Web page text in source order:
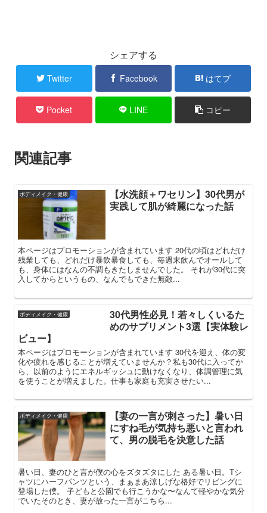
シェアする
Twitter Facebook はてブ
Pocket LINE コピー
関連記事
ボディメイク・健康
【水洗顔＋ワセリン】30代男が
実践して肌が綺麗になった話
本ページはプロモーションが含まれています 20代の頃はどれだけ
残業しても、どれだけ暴飲暴食しても、毎週末飲んでオールして
も、身体にはなんの不調もきたしませんでした。 それが30代に突
入してからというもの、なんでもできた無敵...
ボディメイク・健康
30代男性必見！若々しくいるた
めのサプリメント3選【実体験レ
ビュー】
本ページはプロモーションが含まれています 30代を迎え、体の変
化や疲れを感じることが増えていませんか？私も30代に入ってか
ら、以前のようにエネルギッシュに動けなくなり、体調管理に気
を使うことが増えました。仕事も家庭も充実させたい...
ボディメイク・健康
【妻の一言が刺さった】暑い日
にすね毛が気持ち悪いと言われ
て、男の脱毛を決意した話
暑い日、妻のひと言が僕の心をズタズタにした ある暑い日。Tシ
ャツにハーフパンツという、まぁまあ涼しげな格好でリビングに
登場した僕。 子どもと公園でも行こうかな〜なんて軽やかな気分
でいたそのとき、妻が放った一言がこちら...